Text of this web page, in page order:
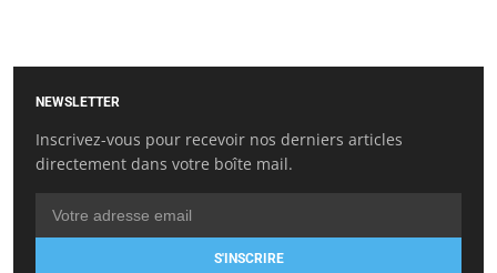
NEWSLETTER
Inscrivez-vous pour recevoir nos derniers articles
directement dans votre boîte mail.
S'INSCRIRE